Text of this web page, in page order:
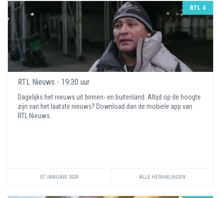
RTL 4
RTL Nieuws - 19:30 uur
Dagelijks het nieuws uit binnen- en buitenland. Altijd op de hoogte
zijn van het laatste nieuws? Download dan de mobiele app van
RTL Nieuws.
07 JANUARI 2024 ALLE HERHALINGEN